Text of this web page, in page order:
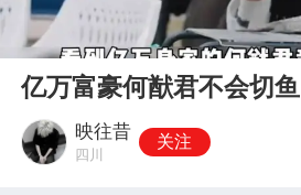
00:00
亿万富豪何猷君不会切鱼
映往昔
四川
关注